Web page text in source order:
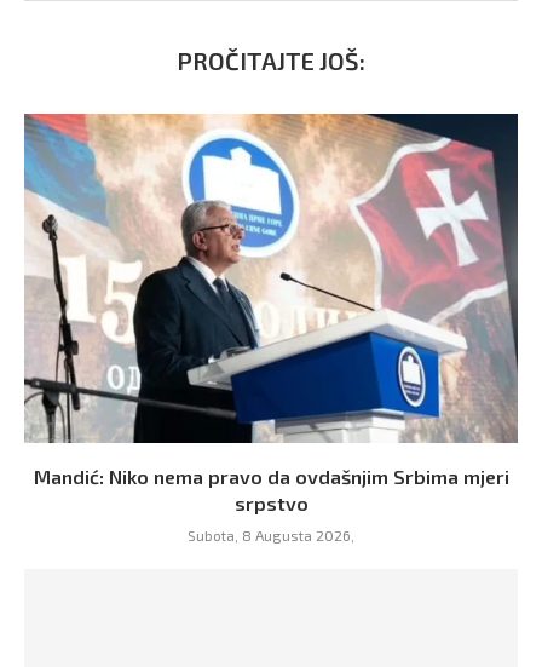
PROČITAJTE JOŠ:
Mandić: Niko nema pravo da ovdašnjim Srbima mjeri
srpstvo
Subota, 8 Augusta 2026,